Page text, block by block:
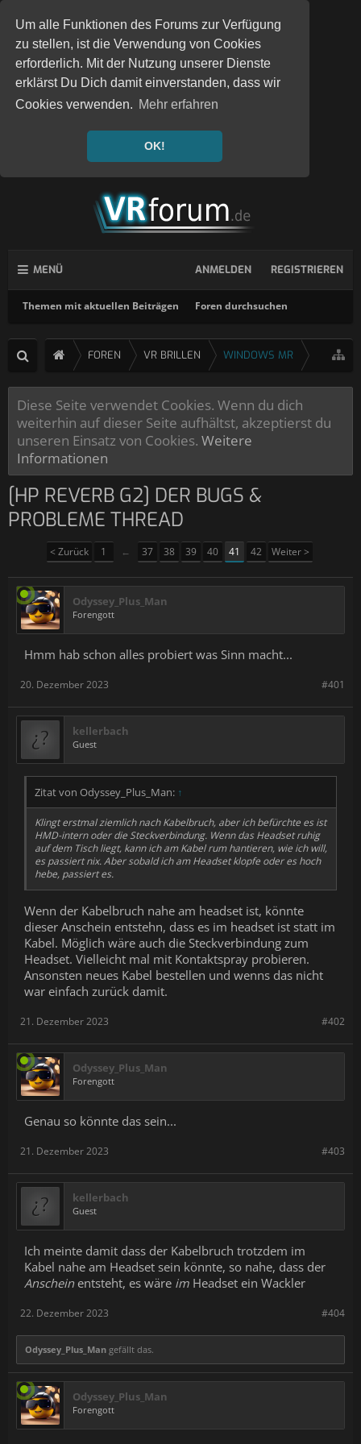
Um alle Funktionen des Forums zur Verfügung
zu stellen, ist die Verwendung von Cookies
erforderlich. Mit der Nutzung unserer Dienste
erklärst Du Dich damit einverstanden, dass wir
Cookies verwenden. Mehr erfahren
OK!
MENÜ
Themen mit aktuellen Beiträgen Foren durchsuchen
ANMELDEN REGISTRIEREN
FOREN VR BRILLEN WINDOWS MR
Diese Seite verwendet Cookies. Wenn du dich
weiterhin auf dieser Seite aufhältst, akzeptierst du
unseren Einsatz von Cookies. Weitere
Informationen
[HP REVERB G2] DER BUGS &
PROBLEME THREAD
< Zurück 1 ← 37 38 39 40 41 42 Weiter >
Odyssey_Plus_Man
Forengott
Hmm hab schon alles probiert was Sinn macht...
#401
20. Dezember 2023
kellerbach
Guest
Zitat von Odyssey_Plus_Man: ↑
Klingt erstmal ziemlich nach Kabelbruch, aber ich befürchte es ist
HMD-intern oder die Steckverbindung. Wenn das Headset ruhig
auf dem Tisch liegt, kann ich am Kabel rum hantieren, wie ich will,
es passiert nix. Aber sobald ich am Headset klopfe oder es hoch
hebe, passiert es.
Wenn der Kabelbruch nahe am headset ist, könnte
dieser Anschein entstehn, dass es im headset ist statt im
Kabel. Möglich wäre auch die Steckverbindung zum
Headset. Vielleicht mal mit Kontaktspray probieren.
Ansonsten neues Kabel bestellen und wenns das nicht
war einfach zurück damit.
#402
21. Dezember 2023
Odyssey_Plus_Man
Forengott
Genau so könnte das sein...
#403
21. Dezember 2023
kellerbach
Guest
Ich meinte damit dass der Kabelbruch trotzdem im
Kabel nahe am Headset sein könnte, so nahe, dass der
Anschein entsteht, es wäre im Headset ein Wackler
#404
22. Dezember 2023
Odyssey_Plus_Man gefällt das.
Odyssey_Plus_Man
Forengott